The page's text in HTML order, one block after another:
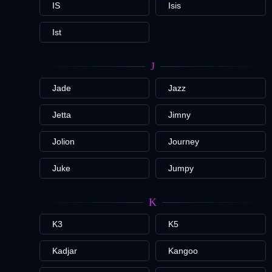
IS Isis
Ist
J
Jade Jazz
Jetta Jimny
Jolion Journey
Juke Jumpy
K
K3 K5
Kadjar Kangoo